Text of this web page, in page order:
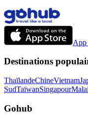
App
Destinations
ThaïlandeChineVietnam
SudTaïwanSingapour
Gohub